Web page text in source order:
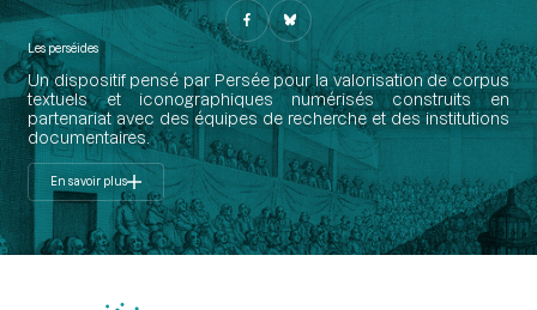
Les perséides
Un dispositif pensé par Persée pour la valorisation de corpus
textuels et iconographiques numérisés construits en
partenariat avec des équipes de recherche et des institutions
documentaires.
En savoir plus